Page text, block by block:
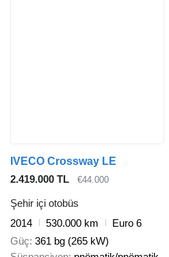
IVECO Crossway LE
2.419.000 TL
€44.000
Şehir içi otobüs
2014
530.000 km
Euro 6
Güç 361 bg (265 kW)